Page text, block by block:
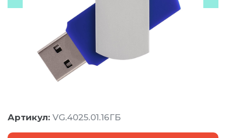
Артикул: VG.4025.01.16ГБ